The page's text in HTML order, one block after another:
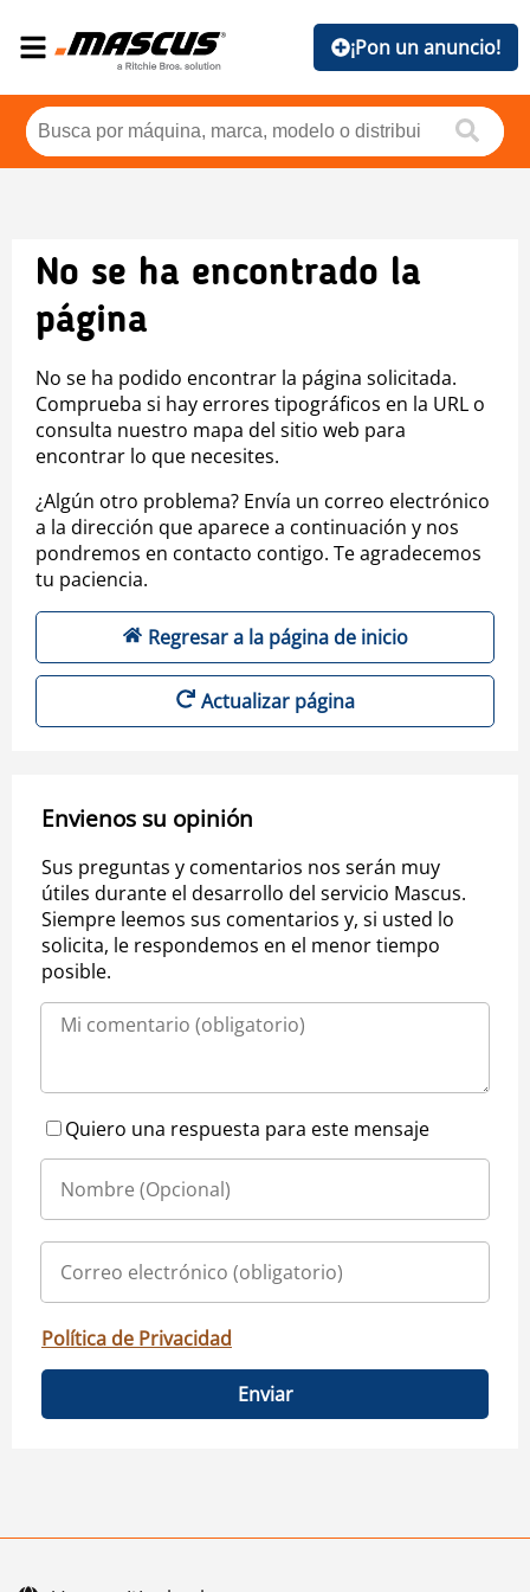
¡Pon un anuncio!
No se ha encontrado la
página
No se ha podido encontrar la página solicitada.
Comprueba si hay errores tipográficos en la URL o
consulta nuestro mapa del sitio web para
encontrar lo que necesites.
¿Algún otro problema? Envía un correo electrónico
a la dirección que aparece a continuación y nos
pondremos en contacto contigo. Te agradecemos
tu paciencia.
Regresar a la página de inicio
Actualizar página
Envienos su opinión
Sus preguntas y comentarios nos serán muy
útiles durante el desarrollo del servicio Mascus.
Siempre leemos sus comentarios y, si usted lo
solicita, le respondemos en el menor tiempo
posible.
Quiero una respuesta para este mensaje
Política de Privacidad
Enviar